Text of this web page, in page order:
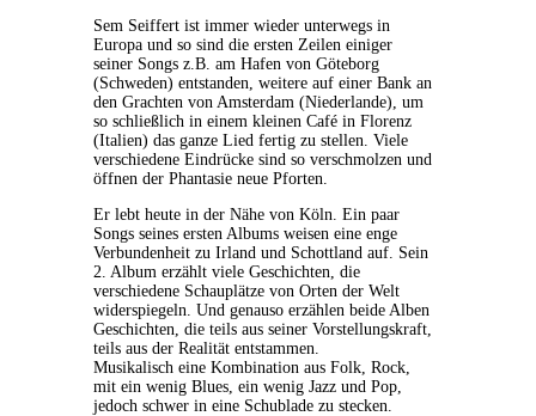
Sem Seiffert ist immer wieder unterwegs in
Europa und so sind die ersten Zeilen einiger
seiner Songs z.B. am Hafen von Göteborg
(Schweden) entstanden, weitere auf einer Bank an
den Grachten von Amsterdam (Niederlande), um
so schließlich in einem kleinen Café in Florenz
(Italien) das ganze Lied fertig zu stellen. Viele
verschiedene Eindrücke sind so verschmolzen und
öffnen der Phantasie neue Pforten.
Er lebt heute in der Nähe von Köln. Ein paar
Songs seines ersten Albums weisen eine enge
Verbundenheit zu Irland und Schottland auf. Sein
2. Album erzählt viele Geschichten, die
verschiedene Schauplätze von Orten der Welt
widerspiegeln. Und genauso erzählen beide Alben
Geschichten, die teils aus seiner Vorstellungskraft,
teils aus der Realität entstammen.
Musikalisch eine Kombination aus Folk, Rock,
mit ein wenig Blues, ein wenig Jazz und Pop,
jedoch schwer in eine Schublade zu stecken.